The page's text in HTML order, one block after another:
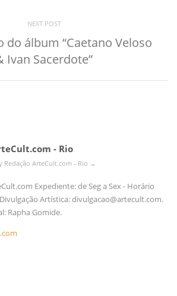
NEXT POST
do álbum “Caetano Veloso
Ivan Sacerdote”
- Rio
Redação ArteCult.com - Rio →
Expediente: de Seg a Sex - Horário
Artística: divulgacao@artecult.com.
Rapha Gomide.